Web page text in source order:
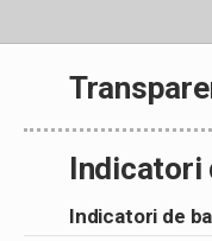
Indicatori
Indicatori de